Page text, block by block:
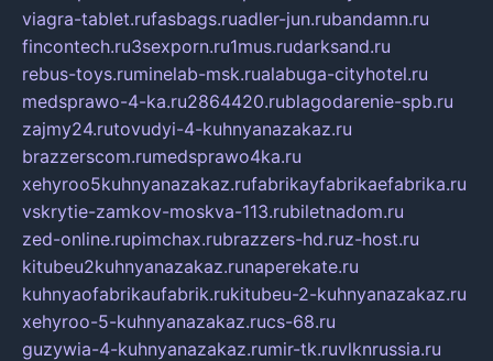
viagra-tablet.rufasbags.ruadler-jun.rubandamn.ru
fincontech.ru3sexporn.ru1mus.rudarksand.ru
rebus-toys.ruminelab-msk.rualabuga-cityhotel.ru
medsprawo-4-ka.ru2864420.rublagodarenie-spb.ru
zajmy24.rutovudyi-4-kuhnyanazakaz.ru
brazzerscom.rumedsprawo4ka.ru
xehyroo5kuhnyanazakaz.rufabrikayfabrikaefabrika.ru
vskrytie-zamkov-moskva-113.rubiletnadom.ru
zed-online.rupimchax.rubrazzers-hd.ruz-host.ru
kitubeu2kuhnyanazakaz.runaperekate.ru
kuhnyaofabrikaufabrik.rukitubeu-2-kuhnyanazakaz.ru
xehyroo-5-kuhnyanazakaz.rucs-68.ru
guzywia-4-kuhnyanazakaz.rumir-tk.ruvlknrussia.ru